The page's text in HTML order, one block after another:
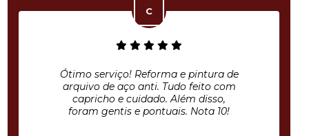
Ótimo serviço! Reforma e pintura de
arquivo de aço anti. Tudo feito com
capricho e cuidado. Além disso,
foram gentis e pontuais. Nota 10!